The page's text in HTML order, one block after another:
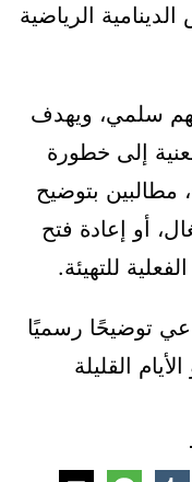
الرياضية
سلمي، ويهدف
إلى خطورة
مطالبين بتوضيح
أو إعادة فتح
للتهيئة.
توضيحًا رسميًا
القليلة